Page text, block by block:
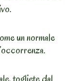
un normale